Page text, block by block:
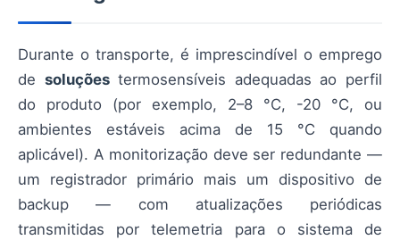
Durante o transporte, é imprescindível o emprego
de soluçõestermosensíveis adequadas ao perfil
do produto (por exemplo, 2–8 °C, -20 °C, ou
ambientes estáveis acima de 15 °C quando
aplicável). A monitorização deve ser redundante —
um registrador primário mais um dispositivo de
backup — com atualizações periódicas
transmitidas por telemetria para o sistema de